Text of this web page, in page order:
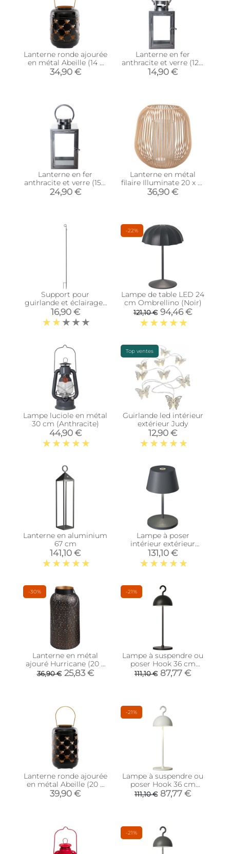
Lanterne ronde ajourée
en métal Abeille (14 x
25 cm)
34,90 €
Lanterne en fer
anthracite et verre (12 x
12 x 23 cm)
14,90 €
Lanterne en fer
anthracite et verre (15 x
15 x 28 cm)
24,90 €
Lanterne en métal
filaire Illuminate 20 x 21
cm (Sable)
36,90 €
Support pour
guirlande et éclairages
extérieurs (Unitaire)
16,90 €
-22%
Lampe de table LED 24
cm Ombrellino (Noir)
121,10 € 94,46 €
Lampe luciole en métal
30 cm (Anthracite)
44,90 €
Top ventes
Guirlande led intérieur
extérieur Judy
12,90 €
Lanterne en aluminium
67 cm
141,10 €
Lampe à poser
intérieur extérieur
Seoul 20 cm
131,10 €
-30%
Lanterne en métal
ajouré Hurricane (20 x
35 cm)
36,90 € 25,83 €
-21%
Lampe à suspendre ou
poser Hook 36 cm
(Noir)
111,10 € 87,77 €
Lanterne ronde ajourée
en métal Abeille (20 x
32 cm)
39,90 €
-21%
Lampe à suspendre ou
poser Hook 36 cm
(Blanc)
111,10 € 87,77 €
-21%